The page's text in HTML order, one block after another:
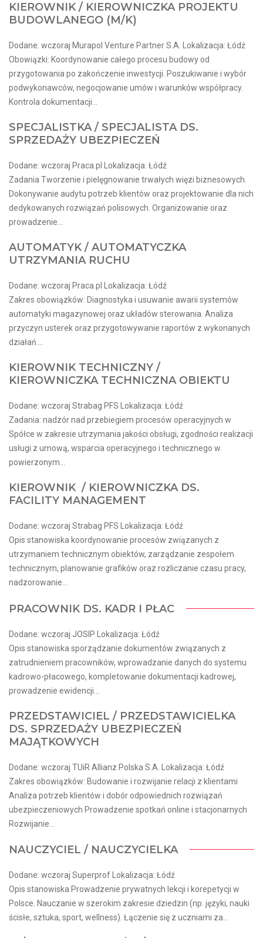
KIEROWNIK / KIEROWNICZKA PROJEKTU
BUDOWLANEGO (M/K)
Dodane: wczoraj Murapol Venture Partner S.A. Lokalizacja: Łódź
Obowiązki: Koordynowanie całego procesu budowy od
przygotowania po zakończenie inwestycji. Poszukiwanie i wybór
podwykonawców, negocjowanie umów i warunków współpracy.
Kontrola dokumentacji...
SPECJALISTKA / SPECJALISTA DS.
SPRZEDAŻY UBEZPIECZEŃ
Dodane: wczoraj Praca.pl Lokalizacja: Łódź
Zadania Tworzenie i pielęgnowanie trwałych więzi biznesowych.
Dokonywanie audytu potrzeb klientów oraz projektowanie dla nich
dedykowanych rozwiązań polisowych. Organizowanie oraz
prowadzenie...
AUTOMATYK / AUTOMATYCZKA
UTRZYMANIA RUCHU
Dodane: wczoraj Praca.pl Lokalizacja: Łódź
Zakres obowiązków: Diagnostyka i usuwanie awarii systemów
automatyki magazynowej oraz układów sterowania. Analiza
przyczyn usterek oraz przygotowywanie raportów z wykonanych
działań....
KIEROWNIK TECHNICZNY /
KIEROWNICZKA TECHNICZNA OBIEKTU
Dodane: wczoraj Strabag PFS Lokalizacja: Łódź
Zadania: nadzór nad przebiegiem procesów operacyjnych w
Spółce w zakresie utrzymania jakości obsługi, zgodności realizacji
usługi z umową, wsparcia operacyjnego i technicznego w
powierzonym...
KIEROWNIK / KIEROWNICZKA DS.
FACILITY MANAGEMENT
Dodane: wczoraj Strabag PFS Lokalizacja: Łódź
Opis stanowiska koordynowanie procesów związanych z
utrzymaniem technicznym obiektów, zarządzanie zespołem
technicznym, planowanie grafików oraz rozliczanie czasu pracy,
nadzorowanie...
PRACOWNIK DS. KADR I PŁAC
Dodane: wczoraj JOSIP Lokalizacja: Łódź
Opis stanowiska sporządzanie dokumentów związanych z
zatrudnieniem pracowników, wprowadzanie danych do systemu
kadrowo-płacowego, kompletowanie dokumentacji kadrowej,
prowadzenie ewidencji...
PRZEDSTAWICIEL / PRZEDSTAWICIELKA
DS. SPRZEDAŻY UBEZPIECZEŃ
MAJĄTKOWYCH
Dodane: wczoraj TUiR Allianz Polska S.A. Lokalizacja: Łódź
Zakres obowiązków: Budowanie i rozwijanie relacji z klientami
Analiza potrzeb klientów i dobór odpowiednich rozwiązań
ubezpieczeniowych Prowadzenie spotkań online i stacjonarnych
Rozwijanie...
NAUCZYCIEL / NAUCZYCIELKA
Dodane: wczoraj Superprof Lokalizacja: Łódź
Opis stanowiska Prowadzenie prywatnych lekcji i korepetycji w
Polsce. Nauczanie w szerokim zakresie dziedzin (np. języki, nauki
ścisłe, sztuka, sport, wellness). Łączenie się z uczniami za...